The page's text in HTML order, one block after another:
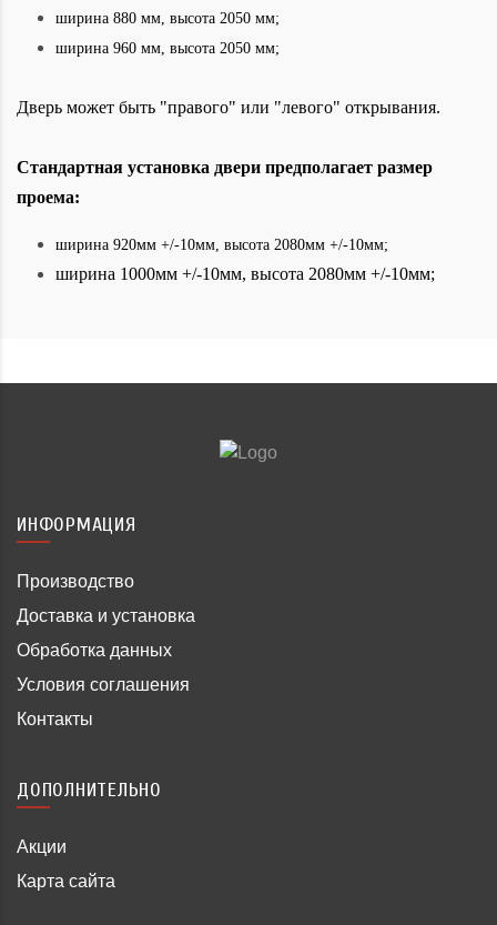
ширина 880 мм, высота 2050 мм;
ширина 960 мм, высота 2050 мм;
Дверь может быть "правого" или "левого" открывания.
Стандартная установка двери предполагает размер
проема:
ширина 920мм +/-10мм, высота 2080мм +/-10мм;
ширина 1000мм +/-10мм, высота 2080мм +/-10мм;
ИНФОРМАЦИЯ
Производство
Доставка и установка
Обработка данных
Условия соглашения
Контакты
ДОПОЛНИТЕЛЬНО
Акции
Карта сайта